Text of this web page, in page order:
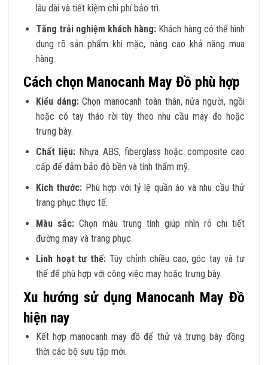
lâu dài và tiết kiệm chi phí bảo trì.
Tăng trải nghiệm khách hàng: Khách hàng có thể hình
dung rõ sản phẩm khi mặc, nâng cao khả năng mua
hàng.
Cách chọn Manocanh May Đồ phù hợp
Kiểu dáng:Chọn manocanh toàn thân, nửa người, ngồi
hoặc có tay tháo rời tùy theo nhu cầu may đo hoặc
trưng bày.
Chất liệu: Nhựa ABS, fiberglass hoặc composite cao
cấp để đảm bảo độ bền và tính thẩm mỹ.
Kích thước: Phù hợp với tỷ lệ quần áo và nhu cầu thử
trang phục thực tế.
Màu sắc:Chọn màu trung tính giúp nhìn rõ chi tiết
đường may và trang phục.
Linh hoạt tư thế: Tùy chỉnh chiều cao, góc tay và tư
thế để phù hợp với công việc may hoặc trưng bày.
Xu hướng sử dụng Manocanh May Đồ
hiện nay
Kết hợp manocanh may đồ để thử và trưng bày đồng
thời các bộ sưu tập mới.